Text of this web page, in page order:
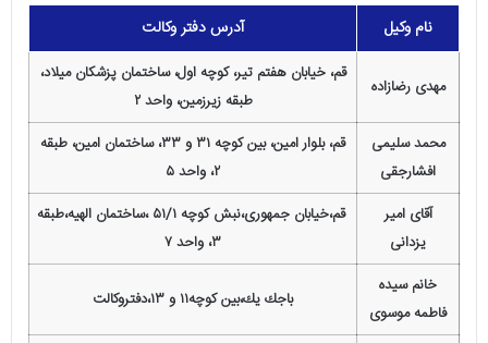
نام وکیل آدرس دفتر وکالت
مهدی رضازاده
قم، خیابان هفتم تیر، کوچه اول، ساختمان پزشکان میلاد،
طبقه زیرزمین، واحد ۲
محمد سلیمی
افشارجقی
قم، بلوار امین، بین کوچه ۳۱ و ۳۳، ساختمان امین، طبقه
۲، واحد ۵
آقای امیر
یزدانی
قم،خیابان جمهوری،نبش کوچه ۵۱/۱ ،ساختمان الهیه،طبقه
۳، واحد ۷
خانم سيده
فاطمه موسوی
باجك يك،بين كوچه١١ و ١٣،دفتروكالت